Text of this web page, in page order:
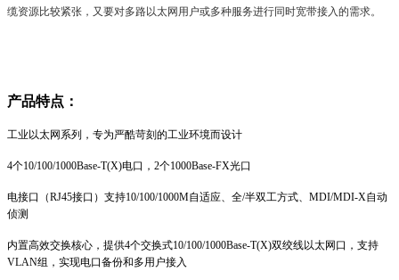
缆资源比较紧张，又要对多路以太网用户或多种服务进行同时宽带接入的需求。
产品特点：
工业以太网系列，专为严酷苛刻的工业环境而设计
4个10/100/1000Base-T(X)电口，2个1000Base-FX光口
电接口（RJ45接口）支持10/100/1000M自适应、全/半双工方式、MDI/MDI-X自动
侦测
内置高效交换核心，提供4个交换式10/100/1000Base-T(X)双绞线以太网口，支持
VLAN组，实现电口备份和多用户接入